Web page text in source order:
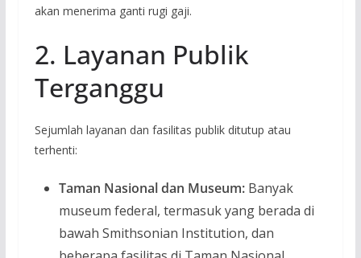
akan menerima ganti rugi gaji.
2. Layanan Publik
Terganggu
Sejumlah layanan dan fasilitas publik ditutup atau
terhenti:
Taman Nasional dan Museum:Banyak
museum federal, termasuk yang berada di
bawah Smithsonian Institution, dan